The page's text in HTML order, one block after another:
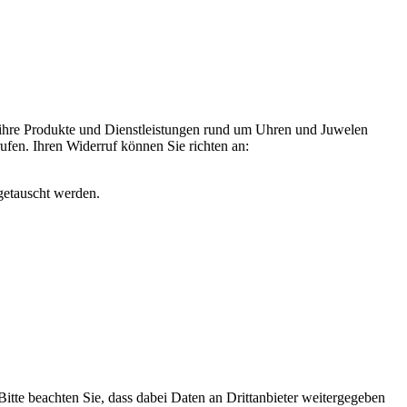
Produkte und Dienstleistungen rund um Uhren und Juwelen
Ihren Widerruf können Sie richten an:
werden.
beachten Sie, dass dabei Daten an Drittanbieter weitergegeben